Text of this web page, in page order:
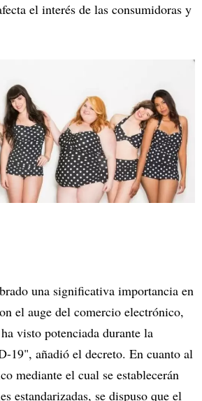
el interés de las consumidoras y
una significativa importancia en
el auge del comercio electrónico,
visto potenciada durante la
19", añadió el decreto. En cuanto al
mediante el cual se establecerán
estandarizadas, se dispuso que el